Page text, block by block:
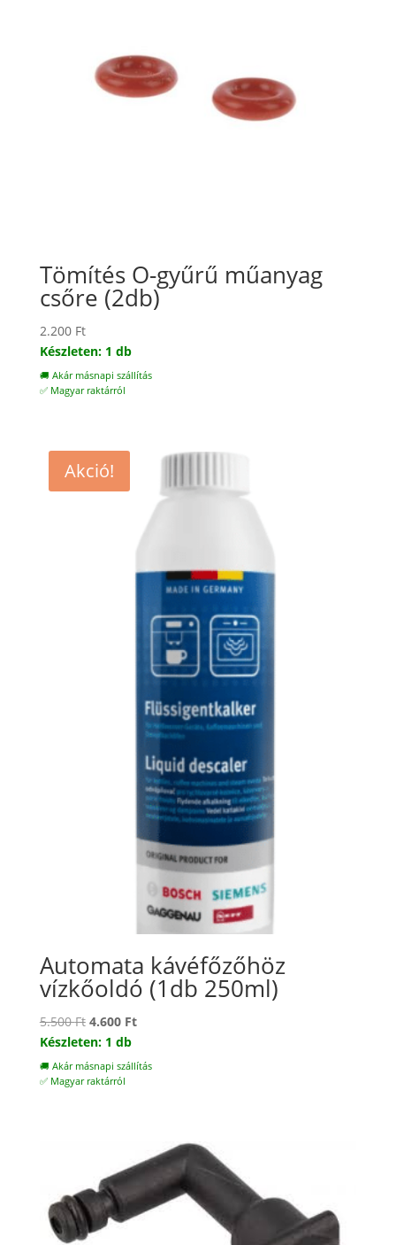
Tömítés O-gyűrű műanyag
csőre (2db)
2.200 Ft
Készleten: 1 db
🚚 Akár másnapi szállítás
✅ Magyar raktárról
Akció!
Automata kávéfőzőhöz
vízkőoldó (1db 250ml)
5.500Ft Original
price
was:
5.500 Ft.
4.600 FtCurrent
is:
Készleten: 1 db
🚚 Akár másnapi szállítás
✅ Magyar raktárról